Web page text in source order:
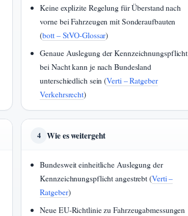
Keine explizite Regelung für Überstand nach
vorne bei Fahrzeugen mit Sonderaufbauten
(bott – StVO-Glossar)
Genaue Auslegung der Kennzeichnungspflicht
bei Nacht kann je nach Bundesland
unterschiedlich sein (Verti – Ratgeber
Verkehrsrecht)
4 Wie es weitergeht
Bundesweit einheitliche Auslegung der
Kennzeichnungspflicht angestrebt (Verti –
Ratgeber)
Neue EU-Richtlinie zu Fahrzeugabmessungen